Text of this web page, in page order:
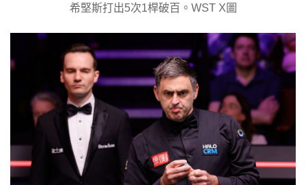
希堅斯打出5次1桿破百。WST X圖